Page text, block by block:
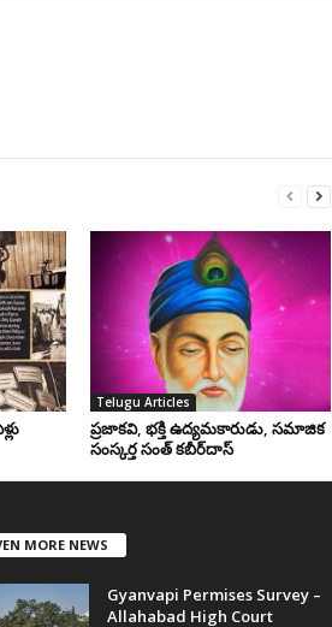
Telugu Articles
ప్రజాకవి, భక్తి ఉద్యమకారుడు, సమాజిక
సంస్కర్త సంత్‌ కబీర్‌దాస్‌
MORE NEWS
Gyanvapi Permises Survey –
Allahabad High Court